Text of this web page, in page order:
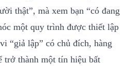
thật”, mà xem bạn “có đang
một quy trình được thiết lập
“giả lập” có chủ đích, hàng
trở thành một tín hiệu bất